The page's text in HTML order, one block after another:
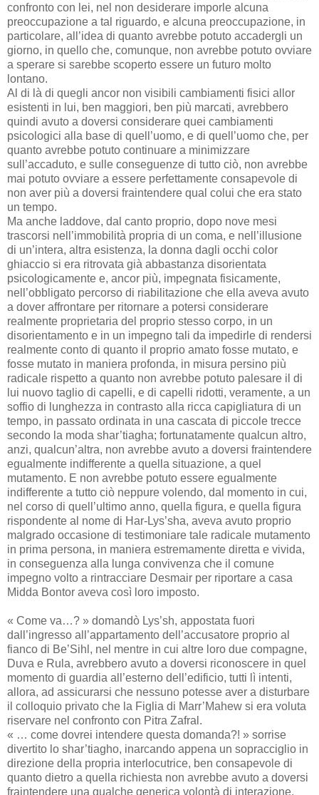
confronto con lei, nel non desiderare imporle alcuna
preoccupazione a tal riguardo, e alcuna preoccupazione, in
particolare, all’idea di quanto avrebbe potuto accadergli un
giorno, in quello che, comunque, non avrebbe potuto ovviare
a sperare si sarebbe scoperto essere un futuro molto
lontano.
Al di là di quegli ancor non visibili cambiamenti fisici allor
esistenti in lui, ben maggiori, ben più marcati, avrebbero
quindi avuto a doversi considerare quei cambiamenti
psicologici alla base di quell’uomo, e di quell’uomo che, per
quanto avrebbe potuto continuare a minimizzare
sull’accaduto, e sulle conseguenze di tutto ciò, non avrebbe
mai potuto ovviare a essere perfettamente consapevole di
non aver più a doversi fraintendere qual colui che era stato
un tempo.
Ma anche laddove, dal canto proprio, dopo nove mesi
trascorsi nell’immobilità propria di un coma, e nell’illusione
di un’intera, altra esistenza, la donna dagli occhi color
ghiaccio si era ritrovata già abbastanza disorientata
psicologicamente e, ancor più, impegnata fisicamente,
nell’obbligato percorso di riabilitazione che ella aveva avuto
a dover affrontare per ritornare a potersi considerare
realmente proprietaria del proprio stesso corpo, in un
disorientamento e in un impegno tali da impedirle di rendersi
realmente conto di quanto il proprio amato fosse mutato, e
fosse mutato in maniera profonda, in misura persino più
radicale rispetto a quanto non avrebbe potuto palesare il di
lui nuovo taglio di capelli, e di capelli ridotti, veramente, a un
soffio di lunghezza in contrasto alla ricca capigliatura di un
tempo, in passato ordinata in una cascata di piccole trecce
secondo la moda shar’tiagha; fortunatamente qualcun altro,
anzi, qualcun’altra, non avrebbe avuto a doversi fraintendere
egualmente indifferente a quella situazione, a quel
mutamento. E non avrebbe potuto essere egualmente
indifferente a tutto ciò neppure volendo, dal momento in cui,
nel corso di quell’ultimo anno, quella figura, e quella figura
rispondente al nome di Har-Lys’sha, aveva avuto proprio
malgrado occasione di testimoniare tale radicale mutamento
in prima persona, in maniera estremamente diretta e vivida,
in conseguenza alla lunga convivenza che il comune
impegno volto a rintracciare Desmair per riportare a casa
Midda Bontor aveva così loro imposto.
« Come va…? » domandò Lys’sh, appostata fuori
dall’ingresso all’appartamento dell’accusatore proprio al
fianco di Be’Sihl, nel mentre in cui altre loro due compagne,
Duva e Rula, avrebbero avuto a doversi riconoscere in quel
momento di guardia all’esterno dell’edificio, tutti lì intenti,
allora, ad assicurarsi che nessuno potesse aver a disturbare
il colloquio privato che la Figlia di Marr’Mahew si era voluta
riservare nel confronto con Pitra Zafral.
« … come dovrei intendere questa domanda?! » sorrise
divertito lo shar’tiagho, inarcando appena un sopracciglio in
direzione della propria interlocutrice, ben consapevole di
quanto dietro a quella richiesta non avrebbe avuto a doversi
fraintendere una qualche generica volontà di interazione,